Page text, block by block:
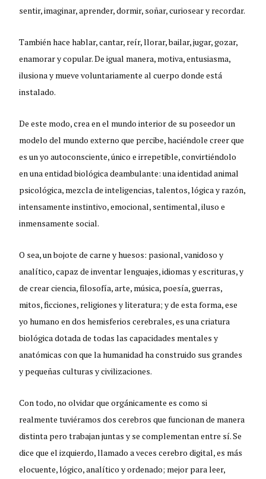
sentir, imaginar, aprender, dormir, soñar, curiosear y recordar.
También hace hablar, cantar, reír, llorar, bailar, jugar, gozar,
enamorar y copular. De igual manera, motiva, entusiasma,
ilusiona y mueve voluntariamente al cuerpo donde está
instalado.
De este modo, crea en el mundo interior de su poseedor un
modelo del mundo externo que percibe, haciéndole creer que
es un yo autoconsciente, único e irrepetible, convirtiéndolo
en una entidad biológica deambulante: una identidad animal
psicológica, mezcla de inteligencias, talentos, lógica y razón,
intensamente instintivo, emocional, sentimental, iluso e
inmensamente social.
O sea, un bojote de carne y huesos: pasional, vanidoso y
analítico, capaz de inventar lenguajes, idiomas y escrituras, y
de crear ciencia, filosofía, arte, música, poesía, guerras,
mitos, ficciones, religiones y literatura; y de esta forma, ese
yo humano en dos hemisferios cerebrales, es una criatura
biológica dotada de todas las capacidades mentales y
anatómicas con que la humanidad ha construido sus grandes
y pequeñas culturas y civilizaciones.
Con todo, no olvidar que orgánicamente es como si
realmente tuviéramos dos cerebros que funcionan de manera
distinta pero trabajan juntas y se complementan entre sí. Se
dice que el izquierdo, llamado a veces cerebro digital, es más
elocuente, lógico, analítico y ordenado; mejor para leer,